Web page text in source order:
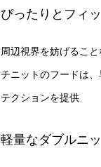
ぴったりとフィ
周辺視界を妨げるこ
チニットのフードは
テクションを提供
軽量なダブルニ